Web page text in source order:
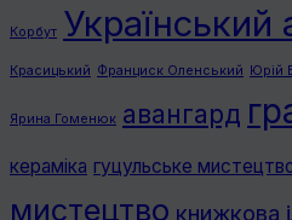
Корбут Український
Красицький Франциск Оленський Юрій
Ярина Гоменюк авангард
кераміка гуцульське
мистецтво книжкова